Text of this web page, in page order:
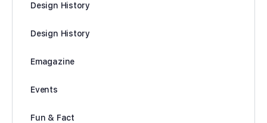
Design History
Design History
Emagazine
Events
Fun & Fact